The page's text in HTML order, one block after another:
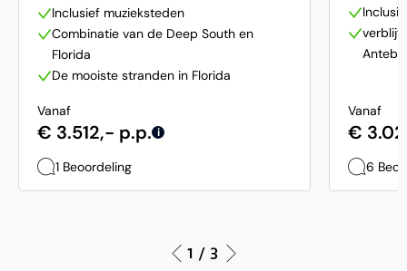
Inclusief muzieksteden
Combinatie van de Deep South en
Florida
De mooiste stranden in Florida
Vanaf
€ 3.512,- p.p. i
1 Beoordeling
verblijf
Vanaf
€
6
1 / 3